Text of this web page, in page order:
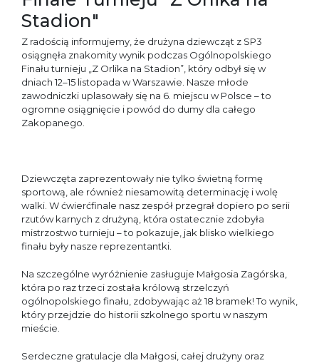
Stadion"
Z radością informujemy, że drużyna dziewcząt z SP3
osiągnęła znakomity wynik podczas Ogólnopolskiego
Finału turnieju „Z Orlika na Stadion”, który odbył się w
dniach 12–15 listopada w Warszawie. Nasze młode
zawodniczki uplasowały się na 6. miejscu w Polsce – to
ogromne osiągnięcie i powód do dumy dla całego
Zakopanego.
Dziewczęta zaprezentowały nie tylko świetną formę
sportową, ale również niesamowitą determinację i wolę
walki. W ćwierćfinale nasz zespół przegrał dopiero po serii
rzutów karnych z drużyną, która ostatecznie zdobyła
mistrzostwo turnieju – to pokazuje, jak blisko wielkiego
finału były nasze reprezentantki.
Na szczególne wyróżnienie zasługuje Małgosia Zagórska,
która po raz trzeci została królową strzelczyń
ogólnopolskiego finału, zdobywając aż 18 bramek! To wynik,
który przejdzie do historii szkolnego sportu w naszym
mieście.
Serdeczne gratulacje dla Małgosi, całej drużyny oraz